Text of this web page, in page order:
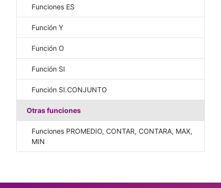
Funciones ES
Función Y
Función O
Función SI
Función SI.CONJUNTO
Otras funciones
Funciones PROMEDIO, CONTAR, CONTARA, MAX,
MIN